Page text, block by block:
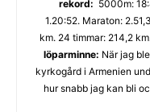
rekord: 5000m:
1.20:52. Maraton:
km. 24 timmar: 214,2
löparminne: När jag
kyrkogård i Armenien
hur snabb jag kan bli